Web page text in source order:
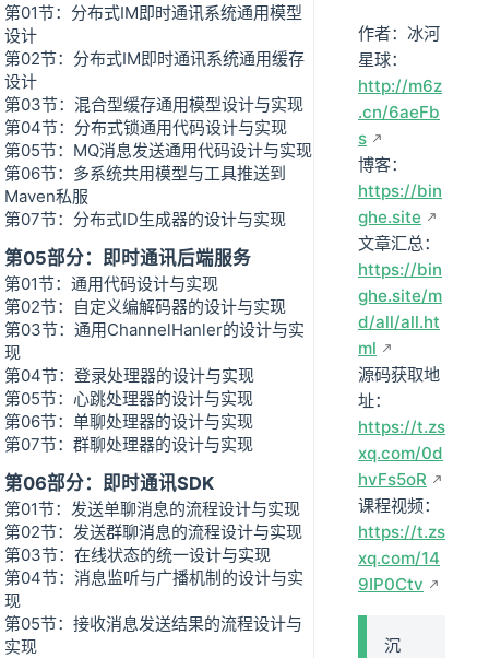
第01节：分布式IM即时通讯系统通用模型
设计
第02节：分布式IM即时通讯系统通用缓存
设计
第03节：混合型缓存通用模型设计与实现
第04节：分布式锁通用代码设计与实现
第05节：MQ消息发送通用代码设计与实现
第06节：多系统共用模型与工具推送到
Maven私服
第07节：分布式ID生成器的设计与实现
第05部分：即时通讯后端服务
第01节：通用代码设计与实现
第02节：自定义编解码器的设计与实现
第03节：通用ChannelHanler的设计与实
现
第04节：登录处理器的设计与实现
第05节：心跳处理器的设计与实现
第06节：单聊处理器的设计与实现
第07节：群聊处理器的设计与实现
第06部分：即时通讯SDK
第01节：发送单聊消息的流程设计与实现
第02节：发送群聊消息的流程设计与实现
第03节：在线状态的统一设计与实现
第04节：消息监听与广播机制的设计与实
现
第05节：接收消息发送结果的流程设计与
实现
作者：冰河
星球：
http://m6z
.cn/6aeFb
s
博客：
https://bin
ghe.site
文章汇总：
https://bin
ghe.site/m
d/all/all.ht
ml
源码获取地
址：
https://t.zs
xq.com/0d
hvFs5oR
课程视频：
https://t.zs
xq.com/14
9IP0Ctv
沉